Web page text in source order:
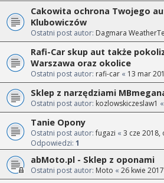
Cakowita ochrona Twojego
Klubowiczów
Ostatni post autor: Dagmara
Rafi-Car skup aut także
Warszawa oraz okolice
Ostatni post autor: rafi-car « 13 mar
Sklep z narzędziami
Ostatni post autor: kozlowskiczeslaw1 «
Tanie Opony
Ostatni post autor:fugazi « 3 cze 2018,
Odpowiedzi: 1
abMoto.pl - Sklep z oponami
Ostatni post autor: Moto « 26 kwie